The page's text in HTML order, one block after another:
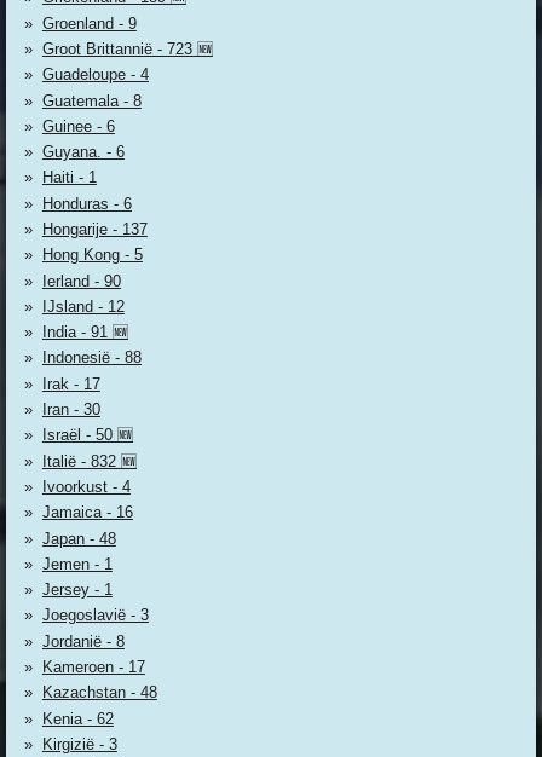
Groenland - 9
Groot Brittannië - 723 🆕
Guadeloupe - 4
Guatemala - 8
Guinee - 6
Guyana. - 6
Haiti - 1
Honduras - 6
Hongarije - 137
Hong Kong - 5
Ierland - 90
IJsland - 12
India - 91 🆕
Indonesië - 88
Irak - 17
Iran - 30
Israël - 50 🆕
Italië - 832 🆕
Ivoorkust - 4
Jamaica - 16
Japan - 48
Jemen - 1
Jersey - 1
Joegoslavië - 3
Jordanië - 8
Kameroen - 17
Kazachstan - 48
Kenia - 62
Kirgizië - 3